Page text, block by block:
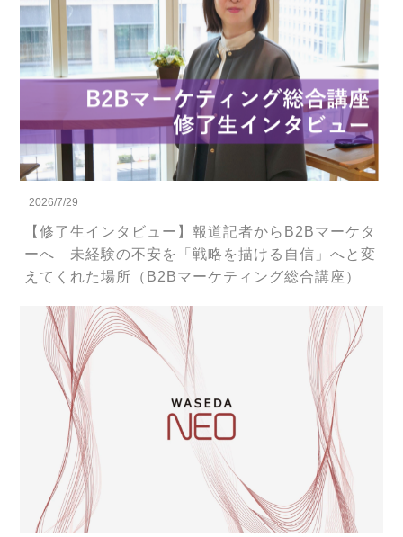
2026/7/29
【修了生インタビュー】報道記者からB2Bマーケタ
ーへ 未経験の不安を「戦略を描ける自信」へと変
えてくれた場所（B2Bマーケティング総合講座）